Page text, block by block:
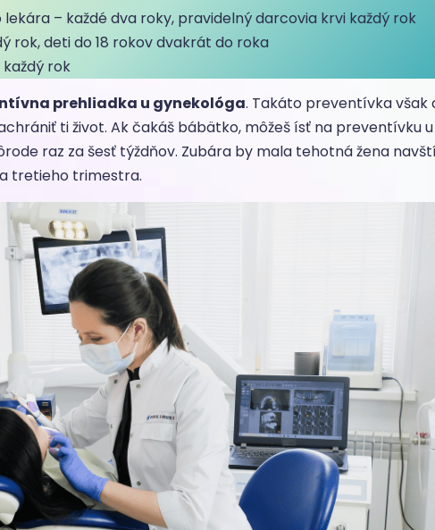
– každé dva roky, pravidelný darcovia krvi každý rok
rok, deti do 18 rokov dvakrát do roka
rok
prehliadka u gynekológa. Takáto preventívka však
ti život. Ak čakáš bábätko, môžeš ísť na preventívku u
raz za šesť týždňov. Zubára by mala tehotná žena
tretieho trimestra.